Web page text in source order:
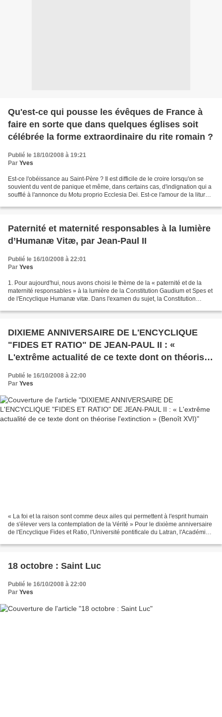
Qu'est-ce qui pousse les évêques de France à
faire en sorte que dans quelques églises soit
célébrée la forme extraordinaire du rite romain ?
Publié le 18/10/2008 à 19:21
Par Yves
Est-ce l'obéissance au Saint-Père ? Il est difficile de le croire lorsqu'on se
souvient du vent de panique et même, dans certains cas, d'indignation qui a
soufflé à l'annonce du Motu proprio Ecclesia Dei. Est-ce l'amour de la liturgie
Paternité et maternité responsables à la lumière
d’Humanæ Vitæ, par Jean-Paul II
Publié le 16/10/2008 à 22:01
Par Yves
1. Pour aujourd'hui, nous avons choisi le thème de la « paternité et de la
maternité responsables » à la lumière de la Constitution Gaudium et Spes et
de l'Encyclique Humanæ vitæ. Dans l'examen du sujet, la Constitution
DIXIEME ANNIVERSAIRE DE L'ENCYCLIQUE
"FIDES ET RATIO" DE JEAN-PAUL II : «
L'extrême actualité de ce texte dont on théorise
l'extinction » (Benoît XVI)
Publié le 16/10/2008 à 22:00
Par Yves
« La foi et la raison sont comme deux ailes qui permettent à l'esprit humain
de s'élever vers la contemplation de la Vérité » Pour le dixième anniversaire
de l'Encyclique Fides et Ratio, l'Université pontificale du Latran, l'Académie
18 octobre : Saint Luc
Publié le 16/10/2008 à 22:00
Par Yves